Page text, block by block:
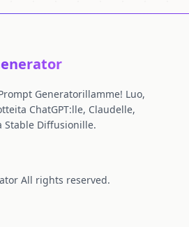
Generatorillamme! Luo,
ChatGPT:lle, Claudelle,
Stable Diffusionille.
All rights reserved.